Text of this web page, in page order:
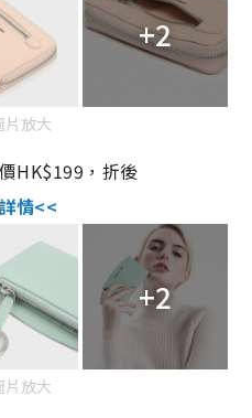
+2
片放大
HK$199，折後
情<<
+2
片放大